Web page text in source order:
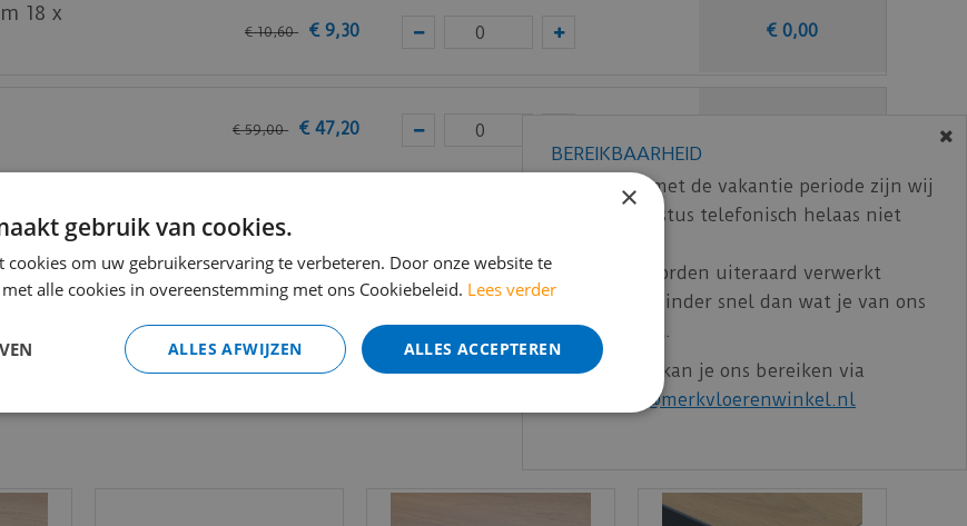
PVC. Deze profielen zijn verkrijgbaar in verschillende kleuren en geschikt voor PVC tot 3
in dezelfde stijl of in een contrasterende kleur als de trapbekleding. Bovendien zijn de
en nauwkeurig op maat te maken.
18 x
€ 10,60 € 9,30 € 0,00
€ 59,00 € 47,20
€ 0 , 00
€ 74,95
BEREIKBAARHEID
In verband met de vakantie periode zijn wij
t/m 14 augustus telefonisch helaas niet
Bestelling worden uiteraard verwerkt
echter iets minder snel dan wat je van ons
gewend bent.
Voor vragen kan je ons bereiken via
info@merkvloerenwinkel.nl
×
gebruik van cookies.
cookies om uw gebruikerservaring te verbeteren. Door onze website te
alle cookies in overeenstemming met ons Cookiebeleid. Lees verder
ALLES ACCEPTEREN
ALLES AFWIJZEN